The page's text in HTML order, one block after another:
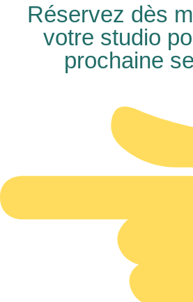
Réservez dès
votre studio
prochaine